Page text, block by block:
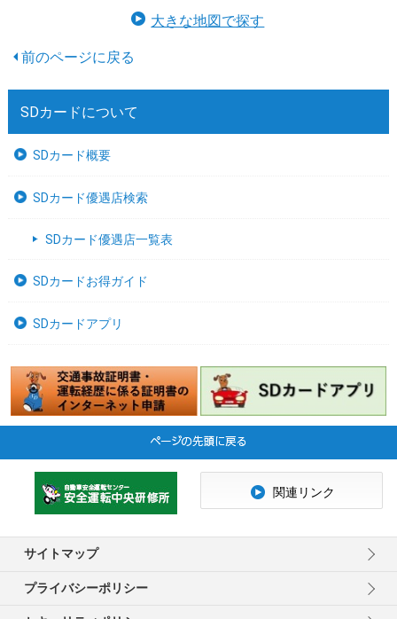
大きな地図で探す
SDカードについて
SDカード概要
SDカード優遇店検索
SDカード優遇店一覧表
SDカードお得ガイド
SDカードアプリ
サイトマップ
プライバシーポリシー
関連リンク